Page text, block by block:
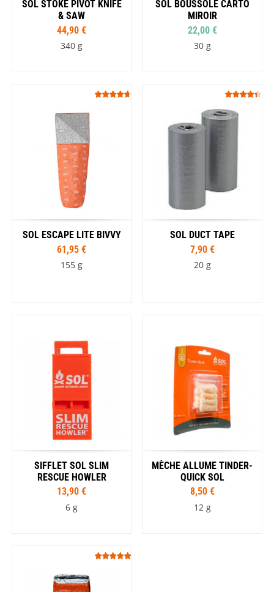
SOL STOKE PIVOT KNIFE
& SAW
44,90 €
340 g
SOL BOUSSOLE CARTO
MIROIR
22,00 €
30 g
SOL ESCAPE LITE BIVVY
61,95 €
155 g
SOL DUCT TAPE
7,90 €
20 g
SIFFLET SOL SLIM
RESCUE HOWLER
13,90 €
6 g
MÈCHE ALLUME TINDER-
QUICK SOL
8,50 €
12 g